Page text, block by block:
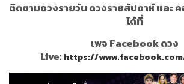
ติดตามดวงรายวัน ดวงรายสัปดาห์ และ
ได้ที่
เพจ Facebook ดวง
Live:https://